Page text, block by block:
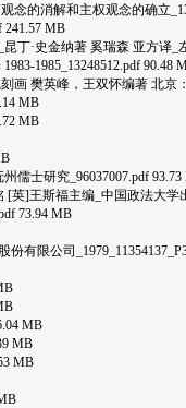
的消解和主权观念的确立
MB
·史金纳著 奚瑞森 亚方译_左
1985_13248512.pdf 90.48
樊英峰，王双怀编著 北京
MB
MB
士研究_96037007.pdf 93.73
王斯福主编_中国政法大学出
73.94 MB
限公司
MB
MB
MB